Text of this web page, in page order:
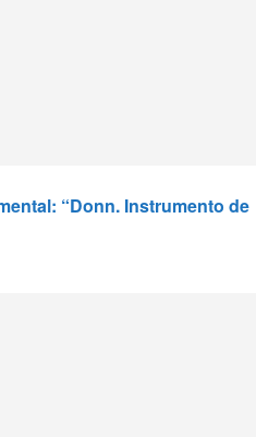
“Donn. Instrumento de